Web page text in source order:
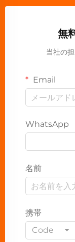
無
当社の
Email
WhatsApp
名前
携帯
Code